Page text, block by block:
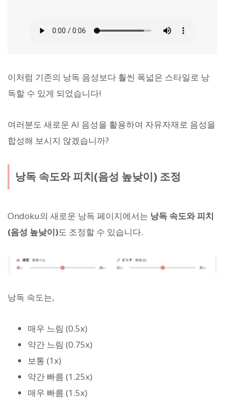
이처럼 기존의 낭독 음성보다 훨씬 폭넓은 스타일로 낭
독할 수 있게 되었습니다!
여러분도 새로운 AI 음성을 활용하여 자유자재로 음성을
합성해 보시지 않겠습니까?
낭독 속도와 피치(음성 높낮이) 조정
Ondoku의 새로운 낭독 페이지에서는 낭독 속도와 피치
(음성 높낮이)도 조정할 수 있습니다.
낭독 속도는,
매우 느림 (0.5x)
약간 느림 (0.75x)
보통 (1x)
약간 빠름 (1.25x)
매우 빠름 (1.5x)